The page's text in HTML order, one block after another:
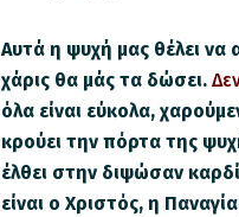
Αυτά η ψυχή μας θέλει
χάρις θα μάς τα δώσει.
όλα είναι εύκολα,
κρούει την πόρτα της
έλθει στην διψώσαν
είναι ο Χριστός, η